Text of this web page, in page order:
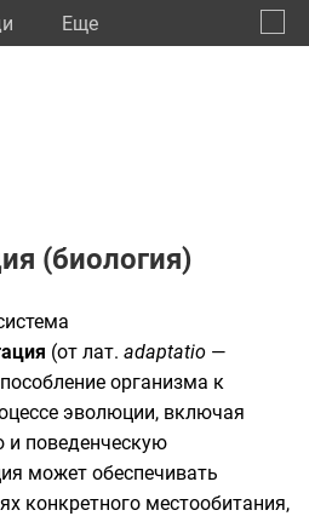
Eще
(биология)
(от лат. adaptatio —
организма к
эволюции, включая
поведенческую
может обеспечивать
конкретного местообитания,